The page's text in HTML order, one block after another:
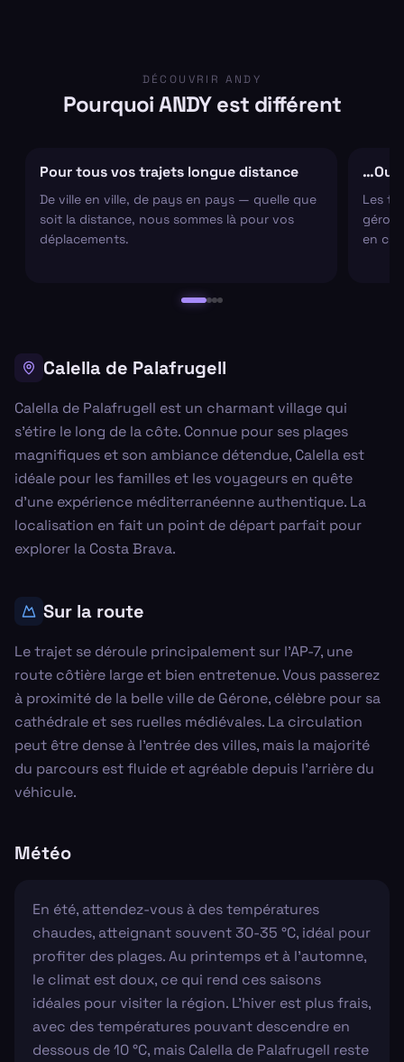
DÉCOUVRIR ANDY
Pourquoi ANDY est différent
Pour tous vos trajets longue distance
De ville en ville, de pays en pays — quelle que
soit la distance, nous sommes là pour vos
déplacements.
…Ou
Les
en
Calella de Palafrugell
Calella de Palafrugell est un charmant village qui
s'étire le long de la côte. Connue pour ses plages
magnifiques et son ambiance détendue, Calella est
idéale pour les familles et les voyageurs en quête
d'une expérience méditerranéenne authentique. La
localisation en fait un point de départ parfait pour
explorer la Costa Brava.
Sur la route
Le trajet se déroule principalement sur l'AP-7, une
route côtière large et bien entretenue. Vous passerez
à proximité de la belle ville de Gérone, célèbre pour sa
cathédrale et ses ruelles médiévales. La circulation
peut être dense à l'entrée des villes, mais la majorité
du parcours est fluide et agréable depuis l'arrière du
véhicule.
Météo
En été, attendez-vous à des températures
chaudes, atteignant souvent 30-35 °C, idéal pour
profiter des plages. Au printemps et à l'automne,
le climat est doux, ce qui rend ces saisons
idéales pour visiter la région. L'hiver est plus frais,
avec des températures pouvant descendre en
dessous de 10 °C, mais Calella de Palafrugell reste